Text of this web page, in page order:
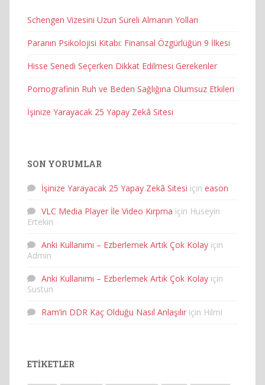
Schengen Vizesini Uzun Süreli Almanın Yolları
Paranın Psikolojisi Kitabı: Finansal Özgürlüğün 9 İlkesi
Hisse Senedi Seçerken Dikkat Edilmesi Gerekenler
Pornografinin Ruh ve Beden Sağlığına Olumsuz Etkileri
İşinize Yarayacak 25 Yapay Zekâ Sitesi
SON YORUMLAR
İşinize Yarayacak 25 Yapay Zekâ Sitesi için eason
VLC Media Player İle Video Kırpma için Huseyin
Ertekin
Anki Kullanımı – Ezberlemek Artık Çok Kolay için
Admin
Anki Kullanımı – Ezberlemek Artık Çok Kolay için
Sustun
Ram’in DDR Kaç Olduğu Nasıl Anlaşılır için Hilmi
ETIKETLER